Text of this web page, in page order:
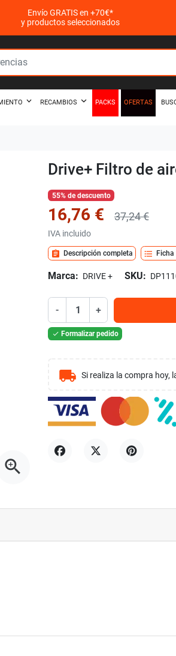
Envío GRATIS en +70€*
y productos seleccionados
RECAMBIOS PACKS OFERTAS
zoom_in
Drive+ Filtro de
55% de descuento
16,76 € 37,24 €
IVA incluido
assignment Descripción completa format_list_bulleted Ficha
Marca: DRIVE + SKU:
- +
 Formalizar pedido
local_shipping Si realiza la compra hoy,